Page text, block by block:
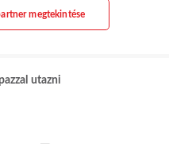
megtekintése
utazni